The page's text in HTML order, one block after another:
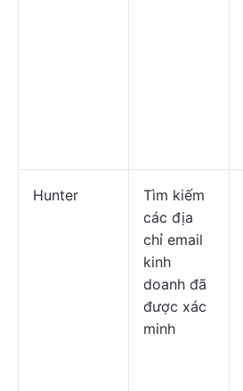
Hunter
Tìm kiếm
các địa
chỉ email
kinh
doanh đã
được xác
minh